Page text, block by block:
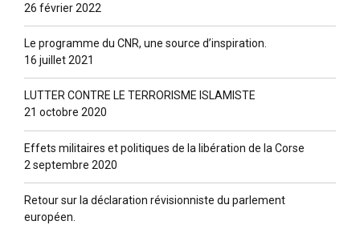
26 février 2022
Le programme du CNR, une source d’inspiration.
16 juillet 2021
LUTTER CONTRE LE TERRORISME ISLAMISTE
21 octobre 2020
Effets militaires et politiques de la libération de la Corse
2 septembre 2020
Retour sur la déclaration révisionniste du parlement
européen.